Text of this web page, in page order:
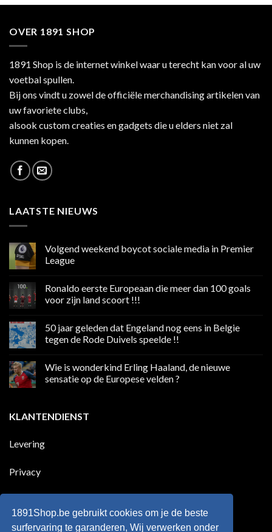
OVER 1891 SHOP
1891 Shop is de internet winkel waar u terecht kan voor al uw
voetbal spullen.
Bij ons vindt u zowel de officiële merchandising artikelen van
uw favoriete clubs,
alsook custom creaties en gadgets die u elders niet zal
kunnen kopen.
LAATSTE NIEUWS
Volgend weekend boycot sociale media in Premier
League
op
weekend
media
in
Premier
Ronaldo eerste Europeaan die meer dan 100 goals
voor zijn land scoort !!!
op
Ronaldo
eerste
meer
100
land
scoort
50 jaar geleden dat Engeland nog eens in Belgie
tegen de Rode Duivels speelde !!
op
jaar
nog
eens
tegen
Wie is wonderkind Erling Haaland, de nieuwe
sensatie op de Europese velden ?
Wie
is
Haaland,
Europese
KLANTENDIENST
Levering
Privacy
Retourneren
1891Shop.be gebruikt cookies om je de beste
surfervaring te garanderen, Wij verwerken onder